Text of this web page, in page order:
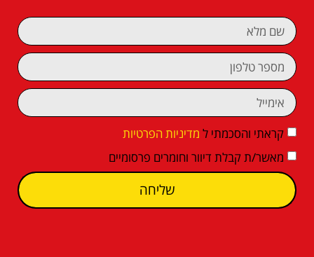
קראתי והסכמתי ל מדיניות הפרטיות
מאשר/ת קבלת דיוור וחומרים פרסומיים
שליחה